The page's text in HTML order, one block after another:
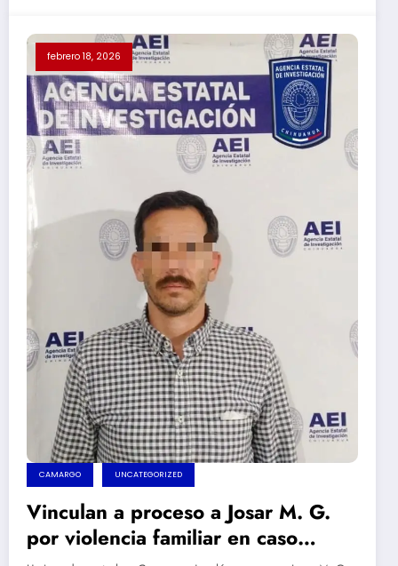
febrero 18, 2026
CAMARGO UNCATEGORIZED
Vinculan a proceso a Josar M. G.
por violencia familiar en caso